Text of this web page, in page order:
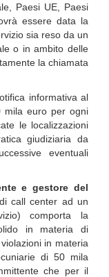
Paesi UE, Paesi
essere data la
sia reso da un
o in ambito delle
la chiamata
informativa al
mila euro per ogni
le localizzazioni
giudiziaria da
eventuali
e gestore del
call center ad un
comporta la
in materia di
in materia
di 50 mila
che per il